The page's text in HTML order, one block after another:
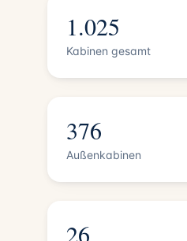
1.025
Kabinen gesamt
376
Außenkabinen
26